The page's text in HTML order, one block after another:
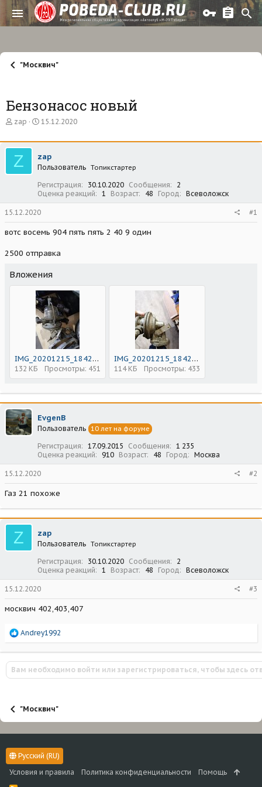
"Москвич"
Бензонасос новый
А
т
о
р
т
zap
Д
т
н
а
а
л
а
15.12.2020
Z zap
Пользователь Топикстартер
Регистрация 30.10.2020 Сообщения
2
Оценка реакций
1 Возраст 48 Город Всеволожск
15.12.2020 #1
вотс восемь 904 пять пять 2 40 9 один
2500 отправка
Вложения
IMG_20201215_184225.jpg
132 КБ Просмотры: 451
IMG_20201215_184238.jpg
114 КБ Просмотры: 433
EvgenB
Пользователь 10 лет на форуме
Регистрация 17.09.2015 Сообщения
1 235
Оценка реакций
910 Возраст 48 Город Москва
15.12.2020 #2
Газ 21 похоже
Z zap
Пользователь Топикстартер
Регистрация 30.10.2020 Сообщения
2
Оценка реакций
1 Возраст 48 Город Всеволожск
15.12.2020 #3
москвич 402,403,407
Р
а
к
ц
и
Andrey1992
Вам необходимо войти или зарегистрироваться, чтобы здесь
"Москвич"
Русский (RU)
Условия и правила
Политика конфиденциальности Помощь